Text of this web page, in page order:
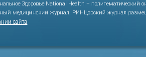
Здоровье National Health –
медицинский журнал, РИНЦовский журнал
сайта